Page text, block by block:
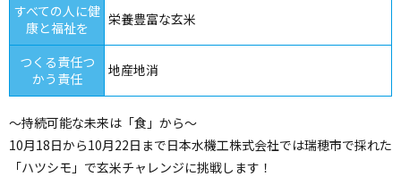
すべての人に健
康と福祉を
栄養豊富な玄米
つくる責任つ
かう責任
地産地消
～持続可能な未来は「食」から～
10月18日から10月22日まで日本水機工株式会社では瑞穂市で採れた
「ハツシモ」で玄米チャレンジに挑戦します！